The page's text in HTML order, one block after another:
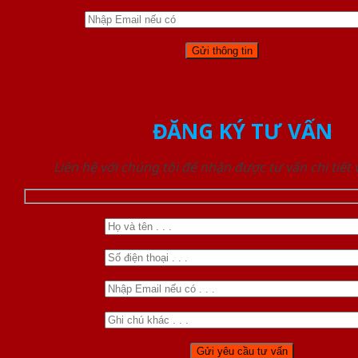
ĐĂNG KÝ TƯ VẤN
Liên hệ với chúng tôi để nhận được tư vấn chi tiết